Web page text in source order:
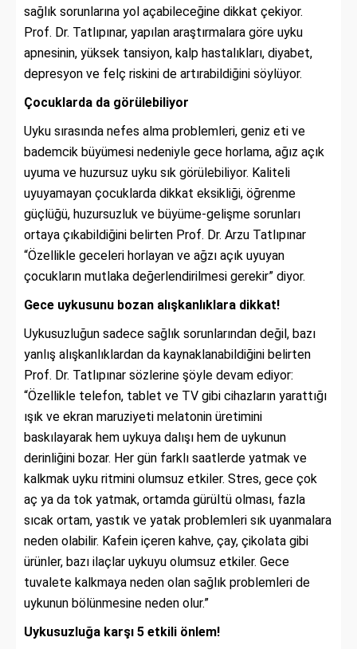
sağlık sorunlarına yol açabileceğine dikkat çekiyor.
Prof. Dr. Tatlıpınar, yapılan araştırmalara göre uyku
apnesinin, yüksek tansiyon, kalp hastalıkları, diyabet,
depresyon ve felç riskini de artırabildiğini söylüyor.
Çocuklarda da görülebiliyor
Uyku sırasında nefes alma problemleri, geniz eti ve
bademcik büyümesi nedeniyle gece horlama, ağız açık
uyuma ve huzursuz uyku sık görülebiliyor. Kaliteli
uyuyamayan çocuklarda dikkat eksikliği, öğrenme
güçlüğü, huzursuzluk ve büyüme-gelişme sorunları
ortaya çıkabildiğini belirten Prof. Dr. Arzu Tatlıpınar
“Özellikle geceleri horlayan ve ağzı açık uyuyan
çocukların mutlaka değerlendirilmesi gerekir” diyor.
Gece uykusunu bozan alışkanlıklara dikkat!
Uykusuzluğun sadece sağlık sorunlarından değil, bazı
yanlış alışkanlıklardan da kaynaklanabildiğini belirten
Prof. Dr. Tatlıpınar sözlerine şöyle devam ediyor:
“Özellikle telefon, tablet ve TV gibi cihazların yarattığı
ışık ve ekran maruziyeti melatonin üretimini
baskılayarak hem uykuya dalışı hem de uykunun
derinliğini bozar. Her gün farklı saatlerde yatmak ve
kalkmak uyku ritmini olumsuz etkiler. Stres, gece çok
aç ya da tok yatmak, ortamda gürültü olması, fazla
sıcak ortam, yastık ve yatak problemleri sık uyanmalara
neden olabilir. Kafein içeren kahve, çay, çikolata gibi
ürünler, bazı ilaçlar uykuyu olumsuz etkiler. Gece
tuvalete kalkmaya neden olan sağlık problemleri de
uykunun bölünmesine neden olur.”
Uykusuzluğa karşı 5 etkili önlem!